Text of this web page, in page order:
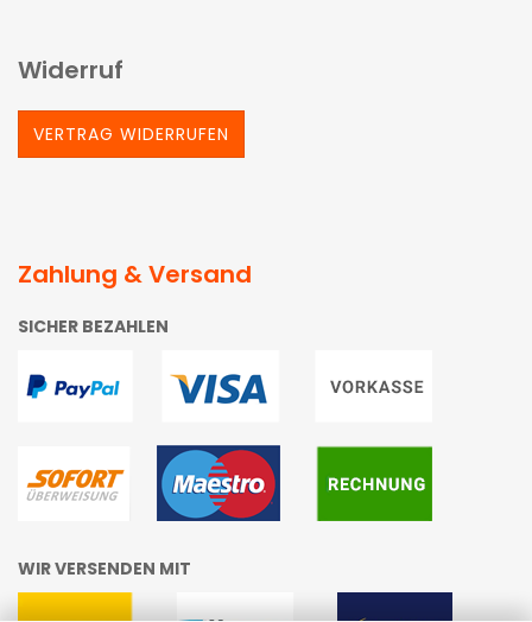
Widerruf
VERTRAG WIDERRUFEN
Zahlung & Versand
SICHER BEZAHLEN
WIR VERSENDEN MIT